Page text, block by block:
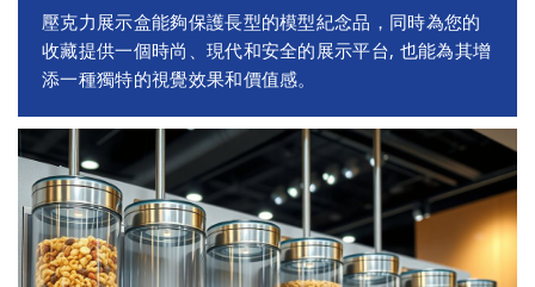
壓克力展示盒能夠保護長型的模型紀念品，同時為您的
收藏提供一個時尚、現代和安全的展示平台, 也能為其增
添一種獨特的視覺效果和價值感。